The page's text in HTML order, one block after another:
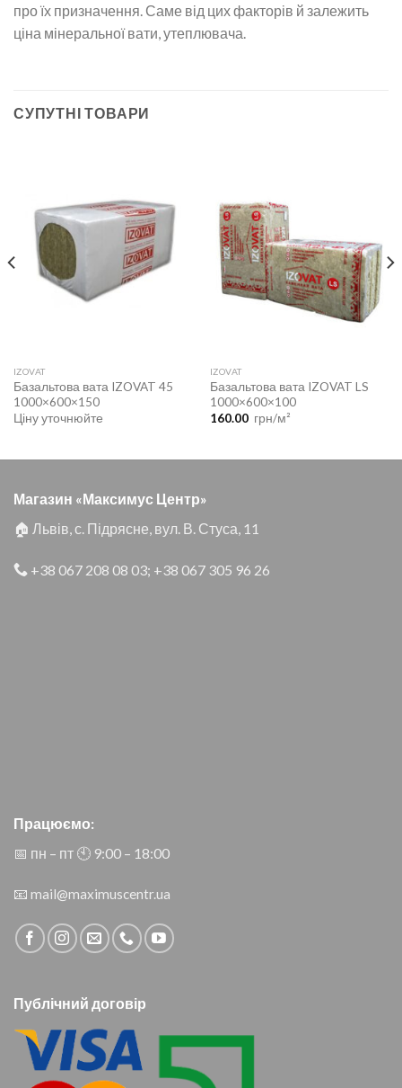
про їх призначення. Саме від цих факторів й залежить
ціна мінеральної вати, утеплювача.
СУПУТНІ ТОВАРИ
IZOVAT
Базальтова вата IZOVAT 45
1000×600×150
Ціну уточнюйте
IZOVAT
Базальтова вата IZOVAT LS
1000×600×100
160.00 грн/м²
Магазин «Максимус Центр»
🏠 Львів, с. Підрясне, вул. В. Стуса, 11
+38 067 208 08 03; +38 067 305 96 26
Працюємо:
📅 пн – пт 🕙︎ 9:00 – 18:00
📧 mail@maximuscentr.ua
Публічний договір